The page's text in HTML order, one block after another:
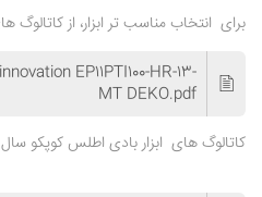
برای انتخاب مناسب تر ابزار، از کاتالوگ
EP11PTI100-HR-13-
MT DEKO.pdf
کاتالوگ های ابزار بادی اطلس کوپکو سال 2020: